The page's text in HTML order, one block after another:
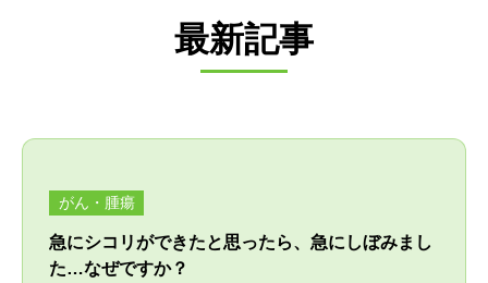
対応できないこと
ケース別対応窓口
バイオレゾナンストリートメント
バイオレゾナンストリートメントとは
須崎院長が運営する各種サイト
須崎サプリ
須崎動物病院のサプリメント販売サイト
最新記事
がん・腫瘍
急にシコリができたと思ったら、急にしぼみまし
た…なぜですか？